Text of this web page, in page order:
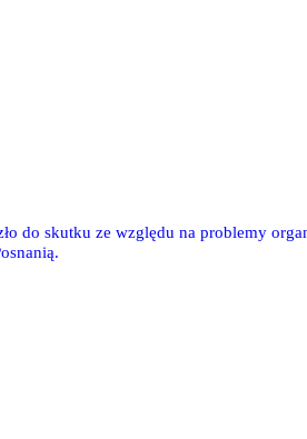
do skutku ze względu na problemy